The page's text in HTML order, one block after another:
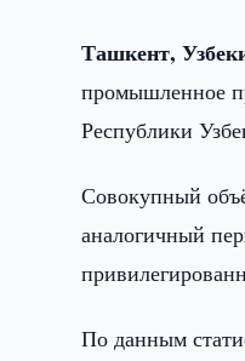
Ташкент,
промышленное
Республики
Совокупный
аналогичный
По данным